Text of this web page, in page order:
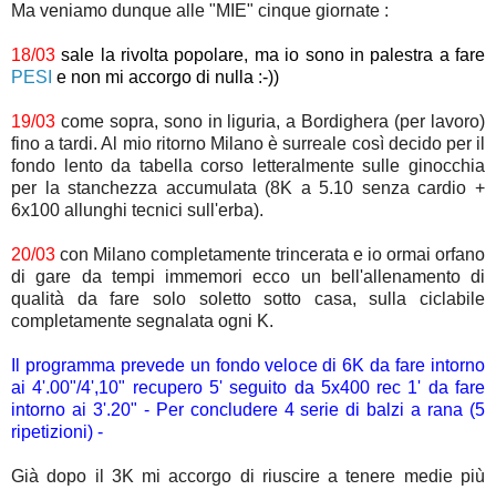
Ma veniamo dunque alle "MIE" cinque giornate :
18/03 sale la rivolta popolare, ma io sono in palestra a fare
PESI e non mi accorgo di nulla :-))
19/03 come sopra, sono in liguria, a Bordighera (per lavoro)
fino a tardi. Al mio ritorno Milano è surreale così decido per il
fondo lento da tabella corso letteralmente sulle ginocchia
per la stanchezza accumulata (8K a 5.10 senza cardio +
6x100 allunghi tecnici sull'erba).
20/03 con Milano completamente trincerata e io ormai orfano
di gare da tempi immemori ecco un bell'allenamento di
qualità da fare solo soletto sotto casa, sulla ciclabile
completamente segnalata ogni K.
Il programma prevede un fondo veloce di 6K da fare intorno
ai 4'.00"/4',10" recupero 5' seguito da 5x400 rec 1' da fare
intorno ai 3'.20" - Per concludere 4 serie di balzi a rana (5
ripetizioni) -
Già dopo il 3K mi accorgo di riuscire a tenere medie più